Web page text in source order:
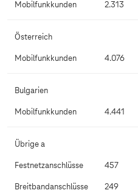
Mobilfunkkunden 2.313
Österreich
Mobilfunkkunden 4.076
Bulgarien
Mobilfunkkunden 4.441
Übrige a
Festnetzanschlüsse
Breitbandanschlüsse
457
249